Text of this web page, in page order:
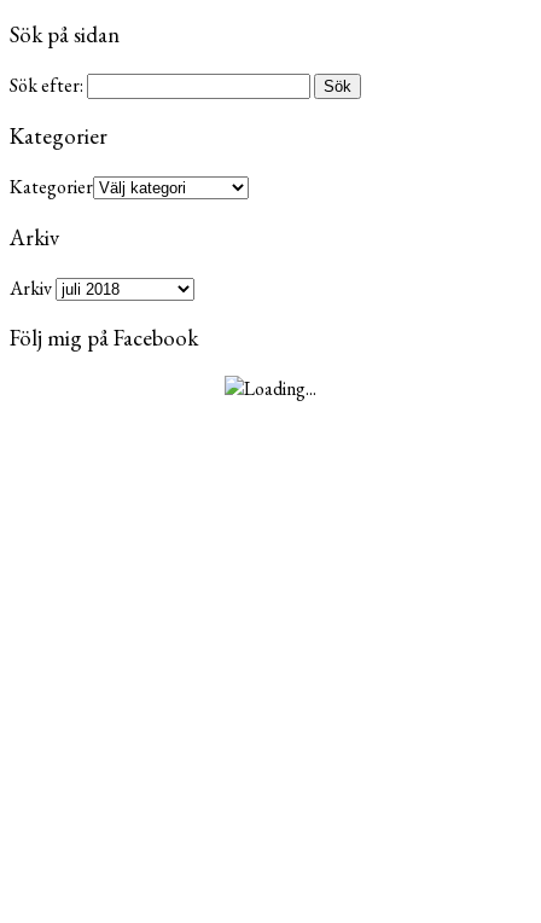
Sök på sidan
Sök efter:
Kategorier
Kategorier
Arkiv
Arkiv
Följ mig på Facebook